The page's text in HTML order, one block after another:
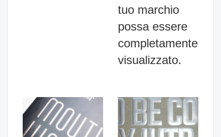
tuo marchio
possa essere
completamente
visualizzato.